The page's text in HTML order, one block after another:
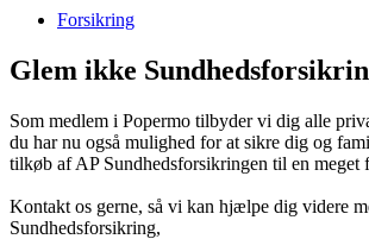
Forsikring
Glem ikke
Som medlem i Popermo tilbyder vi dig alle
du har nu også mulighed for at sikre dig og
tilkøb af AP Sundhedsforsikringen til en meget
Kontakt os gerne, så vi kan hjælpe dig videre
Sundhedsforsikring,